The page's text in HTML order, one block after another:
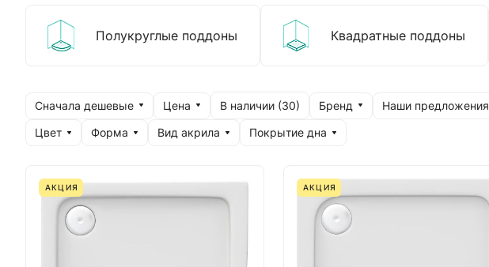
Полукруглые поддоны Квадратные поддоны
Сначала дешевые Цена В наличии (30) Бренд Наши предложения
Цвет Форма Вид акрила Покрытие дна
АКЦИЯ АКЦИЯ